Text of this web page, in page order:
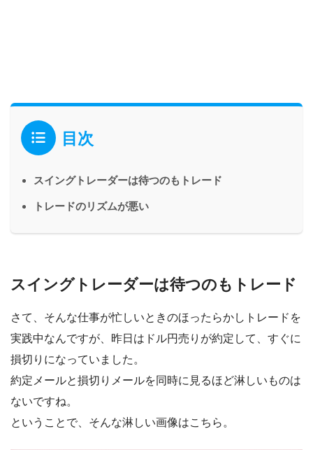
目次
スイングトレーダーは待つのもトレード
トレードのリズムが悪い
スイングトレーダーは待つのもトレード
さて、そんな仕事が忙しいときのほったらかしトレードを
実践中なんですが、昨日はドル円売りが約定して、すぐに
損切りになっていました。
約定メールと損切りメールを同時に見るほど淋しいものは
ないですね。
ということで、そんな淋しい画像はこちら。